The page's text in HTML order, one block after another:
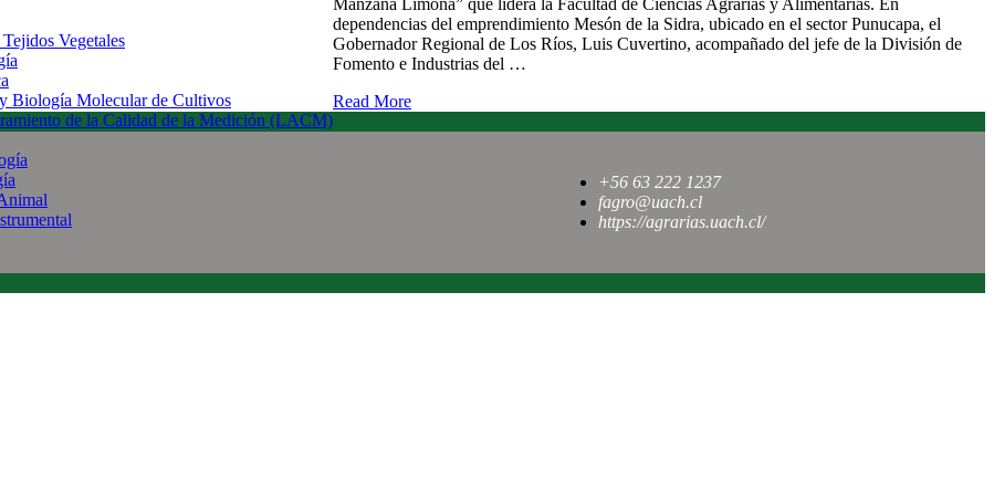
Vegetales
Biología Molecular de Cultivos
de la Calidad de la Medición (LACM)
dependencias del emprendimiento Mesón de la Sidra, ubicado en el sector Punucapa, el
Gobernador Regional de Los Ríos, Luis Cuvertino, acompañado del jefe de la División de
Fomento e Industrias del …
Read More
+56 63 222 1237
fagro@uach.cl
https://agrarias.uach.cl/